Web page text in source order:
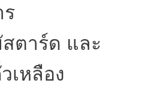
ตาร์ด และ
หลือง